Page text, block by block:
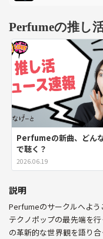
Perfumeの推し
Perfumeの新曲、どん
で聴く？
2026.06.19
説明
Perfumeのサークルへよう
テクノポップの最先端を
の革新的な世界観を語り